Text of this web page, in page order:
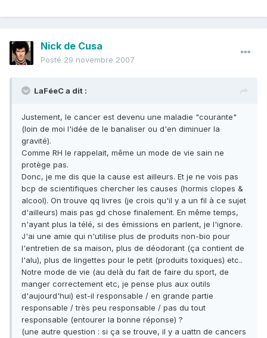
Nick de Cusa
Posté 29 novembre 2007
LaFéeC a dit :
Justement, le cancer est devenu une maladie "courante"
(loin de moi l'idée de le banaliser ou d'en diminuer la
gravité).
Comme RH le rappelait, même un mode de vie sain ne
protège pas.
Donc, je me dis que la cause est ailleurs. Et je ne vois pas
bcp de scientifiques chercher les causes (hormis clopes &
alcool). On trouve qq livres (je crois qu'il y a un fil à ce sujet
d'ailleurs) mais pas gd chose finalement. En même temps,
n'ayant plus la télé, si des émissions en parlent, je l'ignore.
J'ai une amie qui n'utilise plus de produits non-bio pour
l'entretien de sa maison, plus de déodorant (ça contient de
l'alu), plus de lingettes pour le petit (produits toxiques) etc..
Notre mode de vie (au delà du fait de faire du sport, de
manger correctement etc, je pense plus aux outils
d'aujourd'hui) est-il responsable / en grande partie
responsable / très peu responsable / pas du tout
responsable (entourer la bonne réponse) ?
(une autre question : si ça se trouve, il y a uattn de cancers